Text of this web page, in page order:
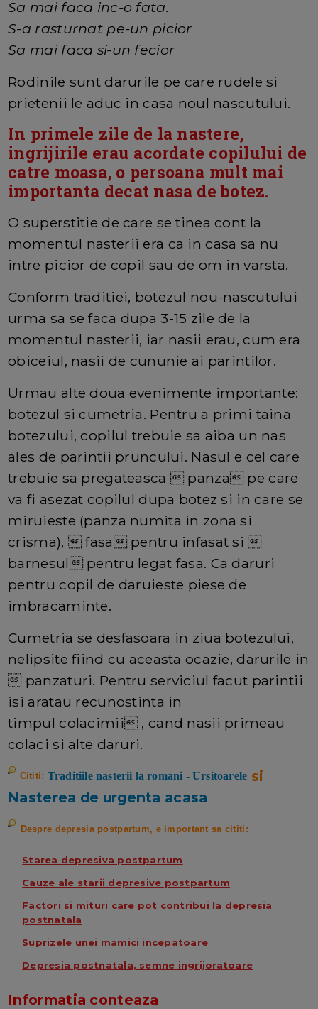
Sa mai faca inc-o fata.
S-a rasturnat pe-un picior
Sa mai faca si-un fecior
Rodinile sunt darurile pe care rudele si
prietenii le aduc in casa noul nascutului.
In primele zile de la nastere,
ingrijirile erau acordate copilului de
catre moasa, o persoana mult mai
importanta decat nasa de botez.
O superstitie de care se tinea cont la
momentul nasterii era ca in casa sa nu
intre picior de copil sau de om in varsta.
Conform traditiei, botezul nou-nascutului
urma sa se faca dupa 3-15 zile de la
momentul nasterii, iar nasii erau, cum era
obiceiul, nasii de cununie ai parintilor.
Urmau alte doua evenimente importante:
botezul si cumetria. Pentru a primi taina
botezului, copilul trebuie sa aiba un nas
ales de parintii pruncului. Nasul e cel care
trebuie sa pregateasca  panza pe care
va fi asezat copilul dupa botez si in care se
miruieste (panza numita in zona si
crisma),  fasa pentru infasat si
barnesul pentru legat fasa. Ca daruri
pentru copil de daruieste piese de
imbracaminte.
Cumetria se desfasoara in ziua botezului,
nelipsite fiind cu aceasta ocazie, darurile in
panzaturi. Pentru serviciul facut parintii
isi aratau recunostinta in
timpul colacimii , cand nasii primeau
colaci si alte daruri.
Cititi: Traditiile nasterii la romani - Ursitoarele si
Nasterea de urgenta acasa
Despre depresia postpartum, e important sa cititi:
Starea depresiva postpartum
Cauze ale starii depresive postpartum
Factori si mituri care pot contribui la depresia
postnatala
Suprizele unei mamici incepatoare
Depresia postnatala, semne ingrijoratoare
Informatia conteaza